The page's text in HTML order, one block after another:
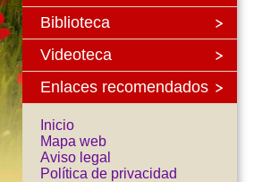
Biblioteca
Videoteca
Enlaces recomendados
Inicio
Mapa web
Aviso legal
Política de privacidad